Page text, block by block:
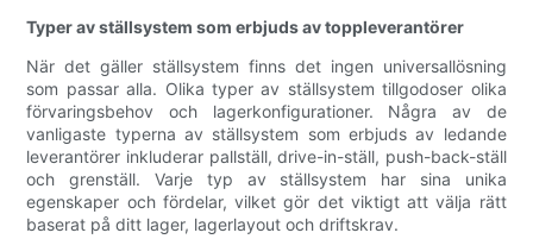
Typer av ställsystem som erbjuds av toppleverantörer
När det gäller ställsystem finns det ingen universallösning
som passar alla. Olika typer av ställsystem tillgodoser olika
förvaringsbehov och lagerkonfigurationer. Några av de
vanligaste typerna av ställsystem som erbjuds av ledande
leverantörer inkluderar pallställ, drive-in-ställ, push-back-ställ
och grenställ. Varje typ av ställsystem har sina unika
egenskaper och fördelar, vilket gör det viktigt att välja rätt
baserat på ditt lager, lagerlayout och driftskrav.